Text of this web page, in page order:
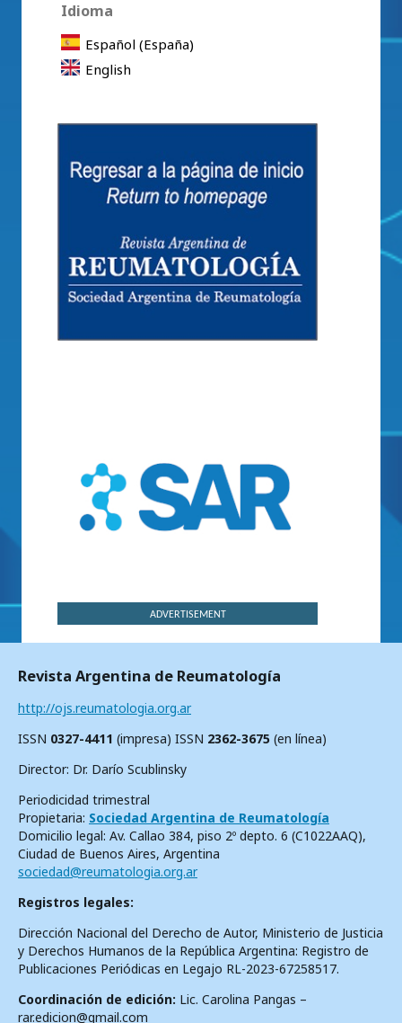
Idioma
Español (España)
English
ADVERTISEMENT
Revista Argentina de Reumatología
http://ojs.reumatologia.org.ar
ISSN 0327-4411 (impresa) ISSN 2362-3675 (en línea)
Director: Dr. Darío Scublinsky
Periodicidad trimestral
Propietaria: Sociedad Argentina de Reumatología
Domicilio legal: Av. Callao 384, piso 2º depto. 6 (C1022AAQ),
Ciudad de Buenos Aires, Argentina
sociedad@reumatologia.org.ar
Registros legales:
Dirección Nacional del Derecho de Autor, Ministerio de Justicia
y Derechos Humanos de la República Argentina: Registro de
Publicaciones Periódicas en Legajo RL-2023-67258517.
Coordinación de edición: Lic. Carolina Pangas –
rar.edicion@gmail.com